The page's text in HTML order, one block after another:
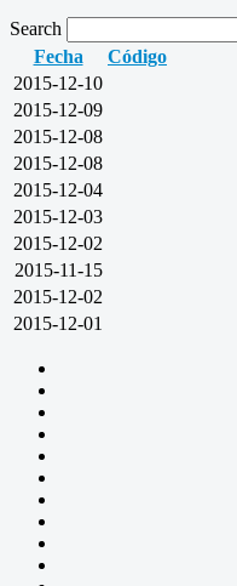
Search
Fecha
Código
2015-12-10
2015-12-09
2015-12-08
2015-12-08
2015-12-04
2015-12-03
2015-12-02
2015-11-15
2015-12-02
2015-12-01